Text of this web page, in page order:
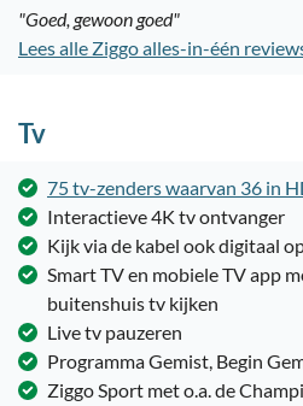
"Goed, gewoon goed"
Lees alle Ziggo alles-in-één
Tv
75 tv-zenders waarvan 36 in
Interactieve 4K tv ontvanger
Kijk via de kabel ook digitaal
Smart TV en mobiele TV app
buitenshuis tv kijken
Live tv pauzeren
Programma Gemist, Begin
Ziggo Sport met o.a. de